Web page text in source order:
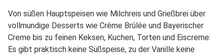
Von süßen Hauptspeisen wie Milchreis und Grießbrei über
vollmundige Desserts wie Crème Brûlée und Bayerischer
Creme bis zu feinen Keksen, Kuchen, Torten und Eiscreme:
Es gibt praktisch keine Süßspeise, zu der Vanille keine